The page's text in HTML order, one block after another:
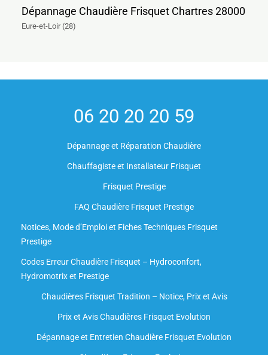
Dépannage Chaudière Frisquet Chartres 28000
Eure-et-Loir (28)
06 20 20 20 59
Dépannage et Réparation Chaudière
Chauffagiste et Installateur Frisquet
Frisquet Prestige
FAQ Chaudière Frisquet Prestige
Notices, Mode d’Emploi et Fiches Techniques Frisquet
Prestige
Codes Erreur Chaudière Frisquet – Hydroconfort,
Hydromotrix et Prestige
Chaudières Frisquet Tradition – Notice, Prix et Avis
Prix et Avis Chaudières Frisquet Evolution
Dépannage et Entretien Chaudière Frisquet Evolution​